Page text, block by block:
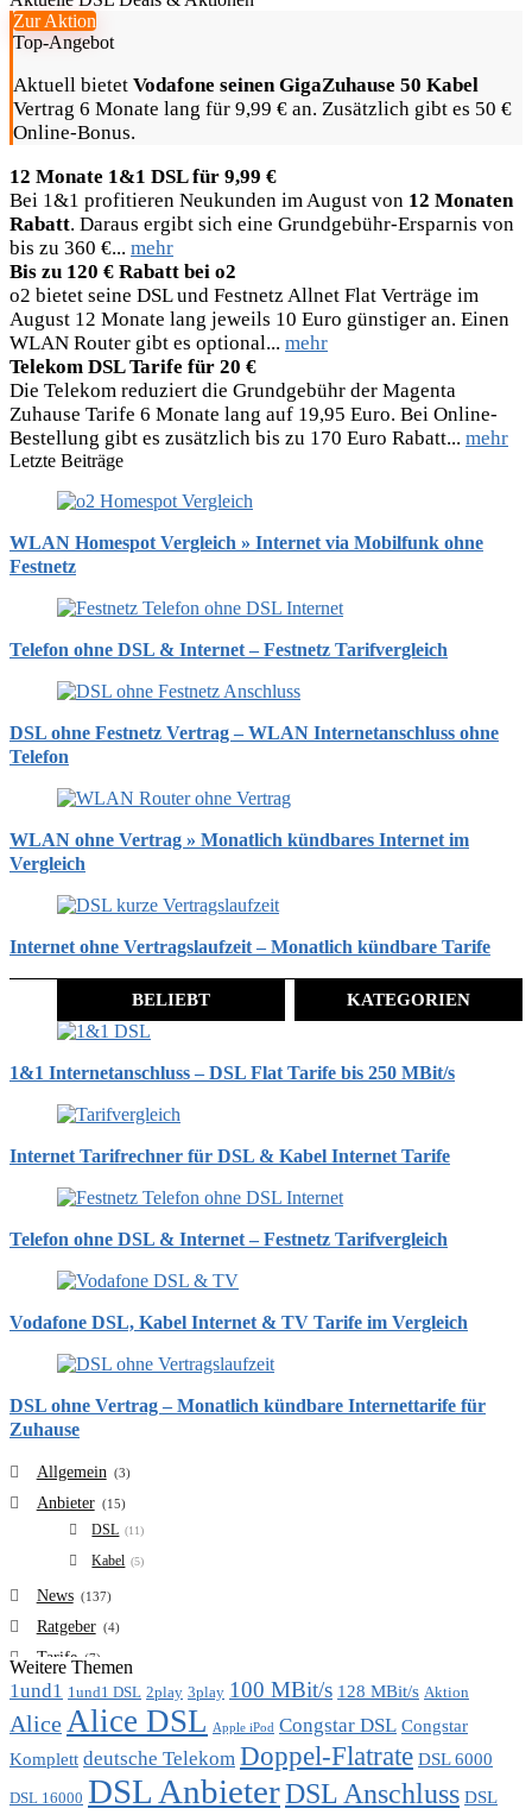
Zur Aktion
Top-Angebot
Aktuell bietet Vodafone seinen GigaZuhause 50 Kabel
Vertrag 6 Monate lang für 9,99 € an. Zusätzlich gibt es 50 €
Online-Bonus.
12 Monate 1&1 DSL für 9,99 €
Bei 1&1 profitieren Neukunden im August von 12 Monaten
Rabatt. Daraus ergibt sich eine Grundgebühr-Ersparnis von
bis zu 360 €... mehr
Bis zu 120 € Rabatt bei o2
o2 bietet seine DSL und Festnetz Allnet Flat Verträge im
August 12 Monate lang jeweils 10 Euro günstiger an. Einen
WLAN Router gibt es optional... mehr
Telekom DSL Tarife für 20 €
Die Telekom reduziert die Grundgebühr der Magenta
Zuhause Tarife 6 Monate lang auf 19,95 Euro. Bei Online-
Bestellung gibt es zusätzlich bis zu 170 Euro Rabatt... mehr
Letzte Beiträge
WLAN Homespot Vergleich » Internet via Mobilfunk ohne
Festnetz
Telefon ohne DSL & Internet – Festnetz Tarifvergleich
DSL ohne Festnetz Vertrag – WLAN Internetanschluss ohne
Telefon
WLAN ohne Vertrag » Monatlich kündbares Internet im
Vergleich
Internet ohne Vertragslaufzeit – Monatlich kündbare Tarife
BELIEBT KATEGORIEN
1&1 Internetanschluss – DSL Flat Tarife bis 250 MBit/s
Internet Tarifrechner für DSL & Kabel Internet Tarife
Telefon ohne DSL & Internet – Festnetz Tarifvergleich
Vodafone DSL, Kabel Internet & TV Tarife im Vergleich
DSL ohne Vertrag – Monatlich kündbare Internettarife für
Zuhause
Allgemein (3)
Anbieter (15)
DSL (11)
Kabel (5)
News (137)
Ratgeber (4)
Tarife (7)
VDSL (6)
Vergleich (7)
Weitere Themen
1und1 1und1 DSL 2play 3play 100 MBit/s 128 MBit/s Aktion
AliceAlice DSL Apple iPod Congstar DSL Congstar
Komplett deutsche Telekom Doppel-Flatrate DSL 6000
DSL 16000 DSL AnbieterDSL Anschluss DSL